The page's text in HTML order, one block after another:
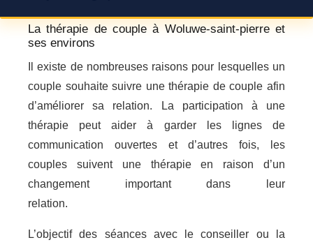
La thérapie de couple à Woluwe-saint-pierre et
ses environs
Il existe de nombreuses raisons pour lesquelles un
couple souhaite suivre une thérapie de couple afin
d’améliorer sa relation. La participation à une
thérapie peut aider à garder les lignes de
communication ouvertes et d’autres fois, les
couples suivent une thérapie en raison d’un
changement important dans leur
relation.
L’objectif des séances avec le conseiller ou la